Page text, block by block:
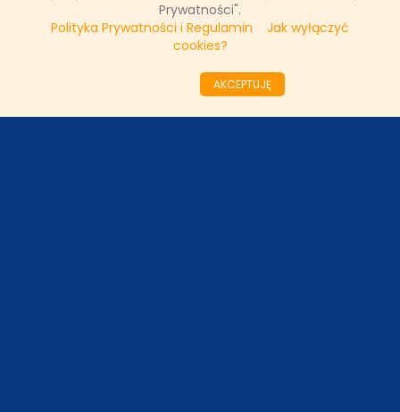
Prywatności".
Polityka Prywatności i Regulamin
Jak wyłączyć
cookies?
AKCEPTUJĘ